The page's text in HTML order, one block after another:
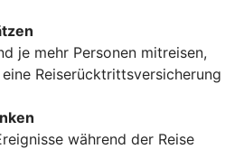
je mehr Personen mitreisen,
Reiserücktrittsversicherung
während der Reise